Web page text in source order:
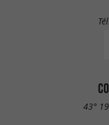
43°